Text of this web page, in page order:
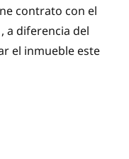
contrato con el
a diferencia del
el inmueble este